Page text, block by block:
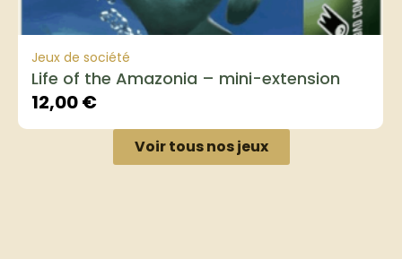
Jeux de société
Life of the Amazonia – mini-extension
12,00€
Voir tous nos jeux